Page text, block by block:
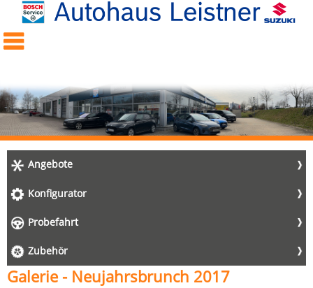
Angebote
Konfigurator
Probefahrt
Zubehör
Galerie - Neujahrsbrunch 2017